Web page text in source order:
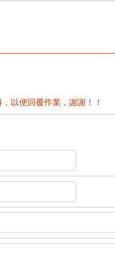
以便回覆作業，謝謝！！